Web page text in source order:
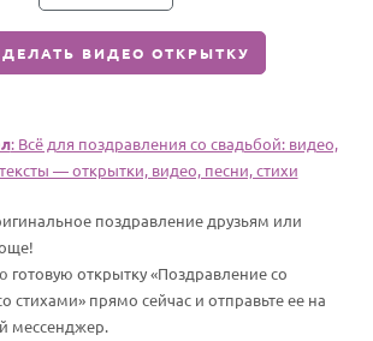
ВИДЕО ОТКРЫТКУ
: Всё для поздравления со свадьбой: видео,
— открытки, видео, песни, стихи
поздравление друзьям или
готовую открытку «Поздравление со
стихами» прямо сейчас и отправьте ее на
мессенджер.